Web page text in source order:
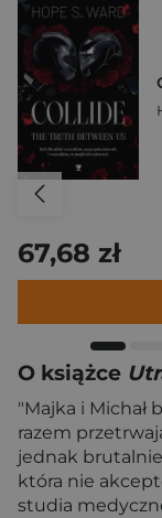
67,68 zł
O książce
"Majka i Michał
razem
jednak
która nie
studia